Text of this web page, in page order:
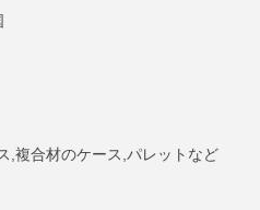
,複合材のケース,パレットなど